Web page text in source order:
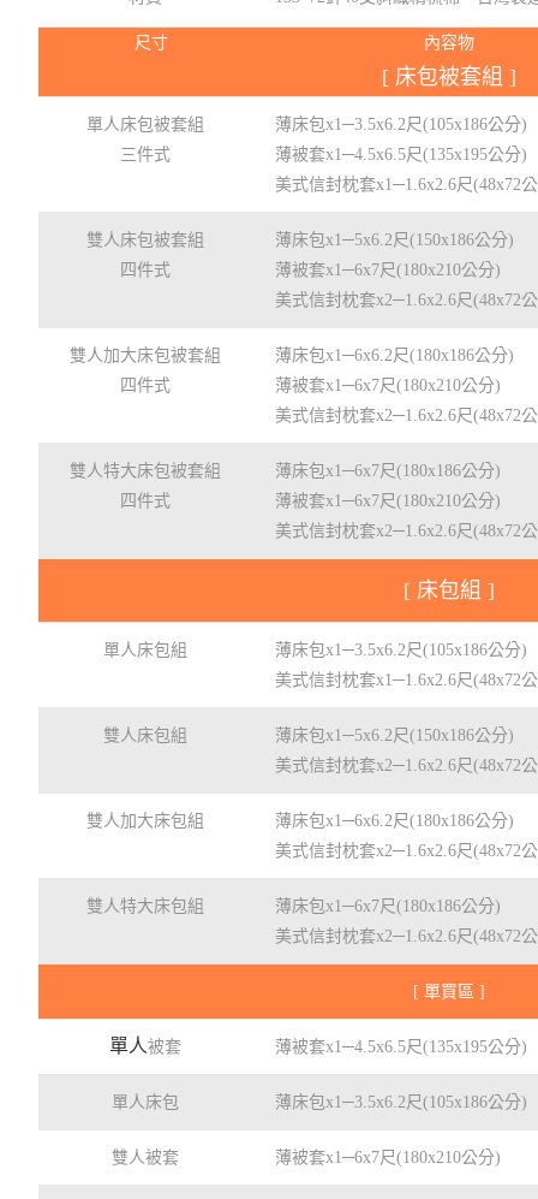
尺寸 內容物
[ 床包被套組 ]
單人床包被套組
三件式
薄床包x1─3.5x6.2尺(105x186公分)
薄被套x1─4.5x6.5尺(135x195公分)
美式信封枕套x1─1.6x2.6尺(48x72
雙人床包被套組
四件式
薄床包x1─5x6.2尺(150x186公分)
薄被套x1─6x7尺(180x210公分)
美式信封枕套x2─1.6x2.6尺(48x72
雙人加大床包被套組
四件式
薄床包x1─6x6.2尺(180x186公分)
薄被套x1─6x7尺(180x210公分)
美式信封枕套x2─1.6x2.6尺(48x72
雙人特大床包被套組
四件式
薄床包x1─6x7尺(180x186公分)
薄被套x1─6x7尺(180x210公分)
美式信封枕套x2─1.6x2.6尺(48x72
[ 床包組 ]
單人床包組
薄床包x1─3.5x6.2尺(105x186公分)
美式信封枕套x1─1.6x2.6尺(48x72
雙人床包組
薄床包x1─5x6.2尺(150x186公分)
美式信封枕套x2─1.6x2.6尺(48x72
雙人加大床包組
薄床包x1─6x6.2尺(180x186公分)
美式信封枕套x2─1.6x2.6尺(48x72
雙人特大床包組
薄床包x1─6x7尺(180x186公分)
美式信封枕套x2─1.6x2.6尺(48x72
[ 單買區 ]
單人被套 薄被套x1─4.5x6.5尺(135x195公分)
單人床包 薄床包x1─3.5x6.2尺(105x186公分)
雙人被套 薄被套x1─6x7尺(180x210公分)